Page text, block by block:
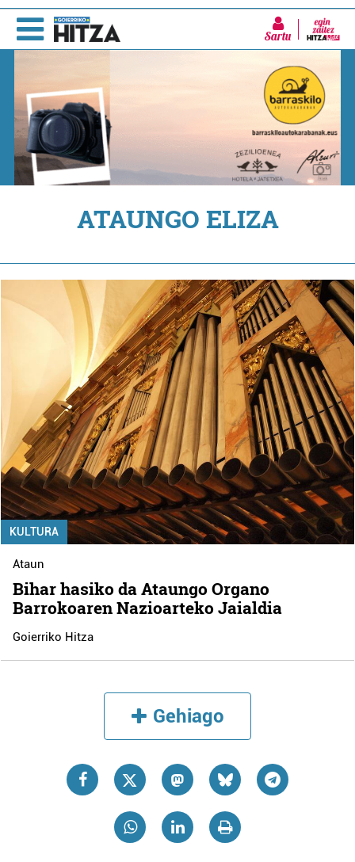
Sartu
ATAUNGO ELIZA
KULTURA
Ataun
Bihar hasiko da Ataungo Organo
Barrokoaren Nazioarteko Jaialdia
Goierriko Hitza
Gehiago